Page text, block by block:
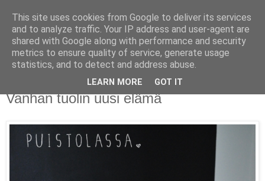
PUISTOLASSA
BLOG BY PETRA L.
tiistai 16. huhtikuuta 2013
Vanhan tuolin uusi elämä
This site uses cookies from Google to deliver its services
and to analyze traffic. Your IP address and user-agent are
shared with Google along with performance and security
metrics to ensure quality of service, generate usage
statistics, and to detect and address abuse.
LEARN MORE GOT IT